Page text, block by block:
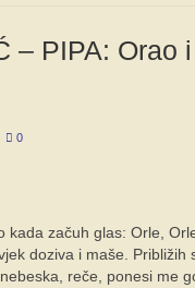
– PIPA: Orao i
0
kada začuh glas: Orle,
doziva i maše. Približih
reče, ponesi me